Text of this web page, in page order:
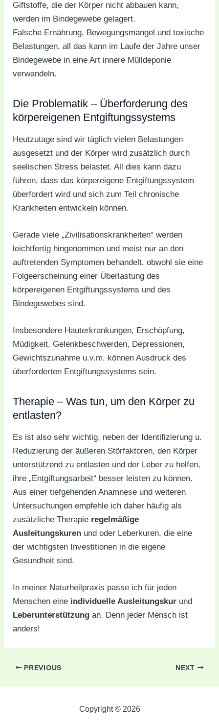
Giftstoffe, die der Körper nicht abbauen kann,
werden im Bindegewebe gelagert.
Falsche Ernährung, Bewegungsmangel und toxische
Belastungen, all das kann im Laufe der Jahre unser
Bindegewebe in eine Art innere Mülldeponie
verwandeln.
Die Problematik – Überforderung des
körpereigenen Entgiftungssystems
Heutzutage sind wir täglich vielen Belastungen
ausgesetzt und der Körper wird zusätzlich durch
seelischen Stress belastet. All dies kann dazu
führen, dass das körpereigene Entgiftungssystem
überfordert wird und sich zum Teil chronische
Krankheiten entwickeln können.
Gerade viele „Zivilisationskrankheiten“ werden
leichtfertig hingenommen und meist nur an den
auftretenden Symptomen behandelt, obwohl sie eine
Folgeerscheinung einer Überlastung des
körpereigenen Entgiftungssystems und des
Bindegewebes sind.
Insbesondere Hauterkrankungen, Erschöpfung,
Müdigkeit, Gelenkbeschwerden, Depressionen,
Gewichtszunahme u.v.m. können Ausdruck des
überforderten Entgiftungssystems sein.
Therapie – Was tun, um den Körper zu
entlasten?
Es ist also sehr wichtig, neben der Identifizierung u.
Reduzierung der äußeren Störfaktoren, den Körper
unterstützend zu entlasten und der Leber zu helfen,
ihre „Entgiftungsarbeit“ besser leisten zu können.
Aus einer tiefgehenden Anamnese und weiteren
Untersuchungen empfehle ich daher häufig als
zusätzliche Therapie regelmäßige
Ausleitungskuren und oder Leberkuren, die eine
der wichtigsten Investitionen in die eigene
Gesundheit sind.
In meiner Naturheilpraxis passe ich für jeden
Menschen eine individuelle Ausleitungskur und
Leberunterstützung an. Denn jeder Mensch ist
anders!
PostPREVIOUS NEXT
Copyright © 2026